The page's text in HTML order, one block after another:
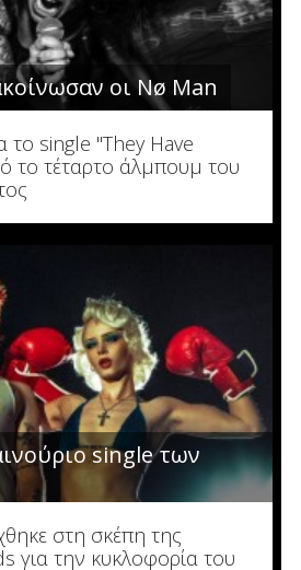
οι Nø Man
το single "They Have
το τέταρτο άλμπουμ του
single των
στη σκέπη της
για την κυκλοφορία του